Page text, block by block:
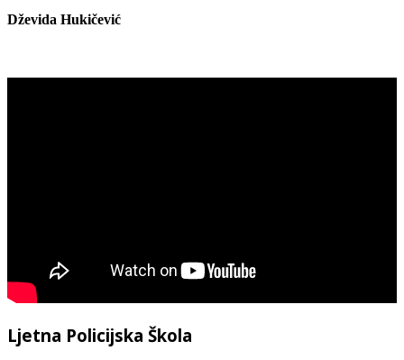
Dževida Hukičević
Ljetna Policijska Škola